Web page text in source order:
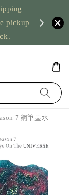
pickup
US
7 鋼筆墨水